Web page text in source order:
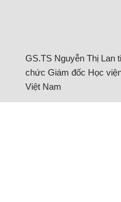
GS.TS Nguyễn Thị Lan
chức Giám đốc Học
Việt Nam